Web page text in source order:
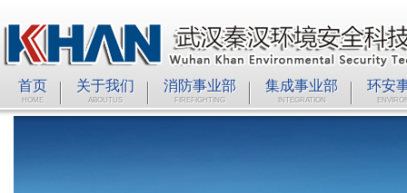
首页
HOME
关于我们
ABOUTUS
消防事业部
FIREFIGHTING
集成事业部
INTEGRATION
环安